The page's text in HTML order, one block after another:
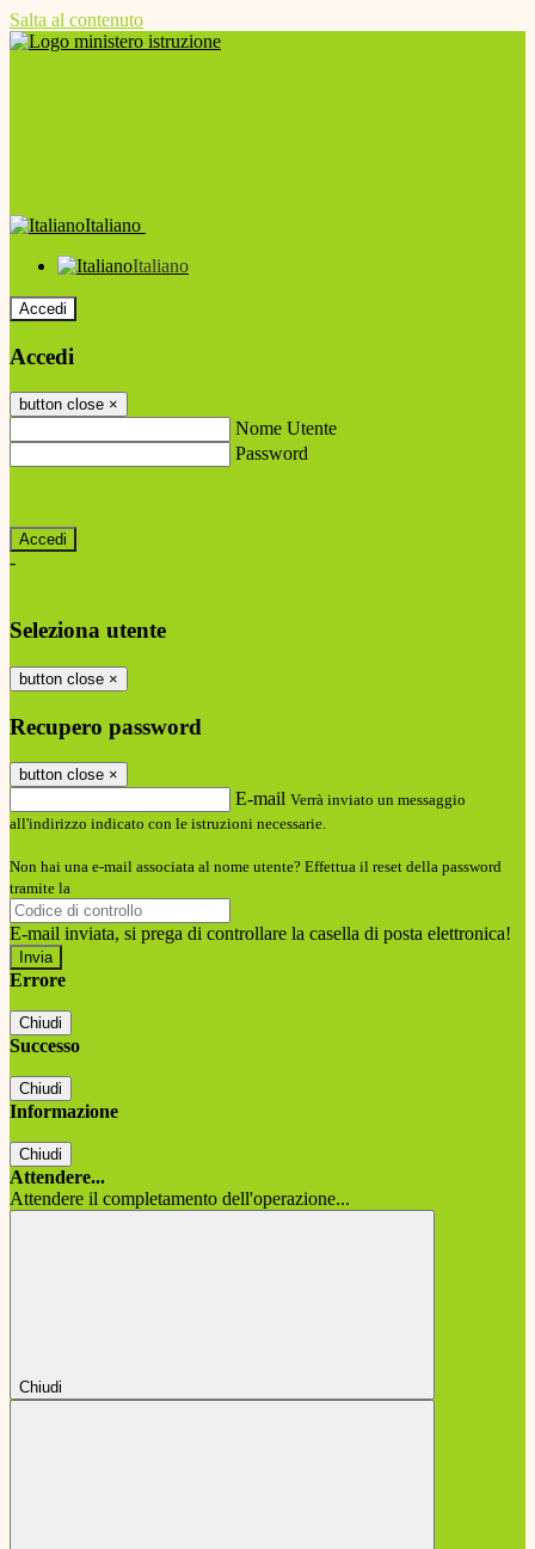
Salta al contenuto
Italiano
Italiano
Accedi
Accedi
button close ×
Nome Utente
Password
-
Seleziona utente
button close ×
Recupero password
button close ×
E-mail Verrà inviato un messaggio
all'indirizzo indicato con le istruzioni necessarie.
Non hai una e-mail associata al nome utente? Effettua il reset della password
tramite la
E-mail inviata, si prega di controllare la casella di posta elettronica!
Errore
Chiudi
Successo
Chiudi
Informazione
Chiudi
Attendere...
Attendere il completamento dell'operazione...
Chiudi